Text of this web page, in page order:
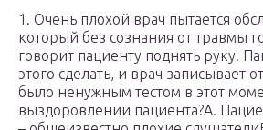
1. Очень плохой врач пытается
который без сознания от травмы
говорит пациенту поднять руку.
этого сделать, и врач записывает
было ненужным тестом в этот
выздоровлении пациента?A.